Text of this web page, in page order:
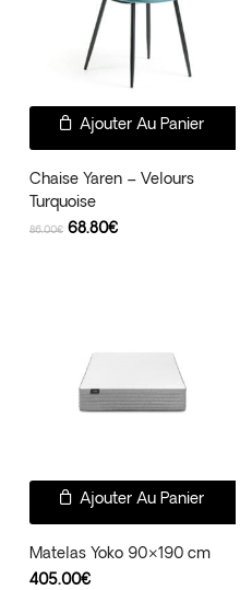
Ajouter Au Panier
Chaise Yaren – Velours
Turquoise
86.00€ Le
68.80€Le
Ajouter Au Panier
Matelas Yoko 90×190 cm
405.00€